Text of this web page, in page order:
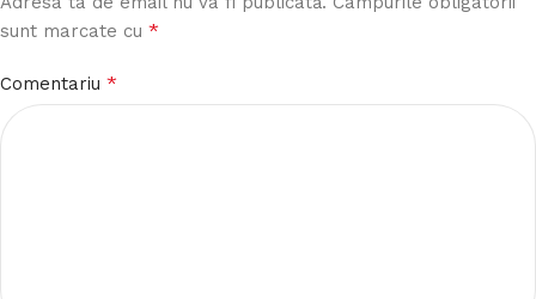
sunt marcate cu *
Comentariu *